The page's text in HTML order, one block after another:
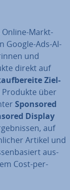
Online-Markt­
Google-Ads-Al­
und
direkt auf
Ziel­
über
Sponsored
Display
auf
Artikel und
aus­
Cost-per-